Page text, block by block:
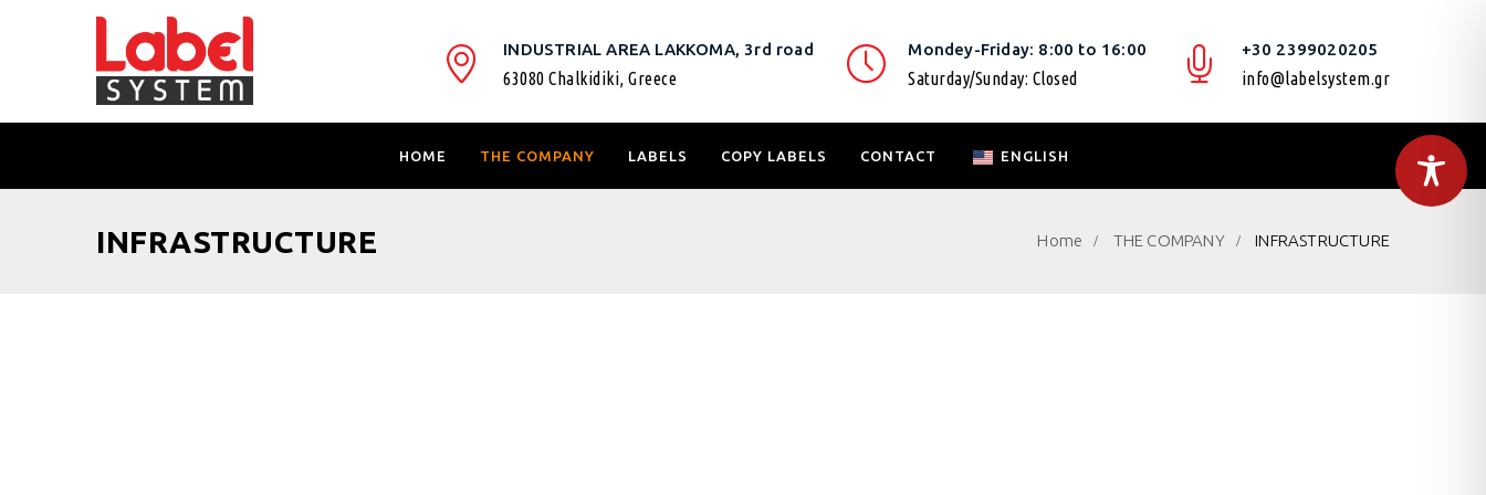
INDUSTRIAL AREA LAKKOMA, 3rd road
63080 Chalkidiki, Greece
Mondey-Friday: 8:00 to 16:00
Saturday/Sunday: Closed
+30 2399020205
info@labelsystem.gr
HOME THE COMPANY LABELS COPY LABELS CONTACT ENGLISH
INFRASTRUCTURE Home THE COMPANY INFRASTRUCTURE